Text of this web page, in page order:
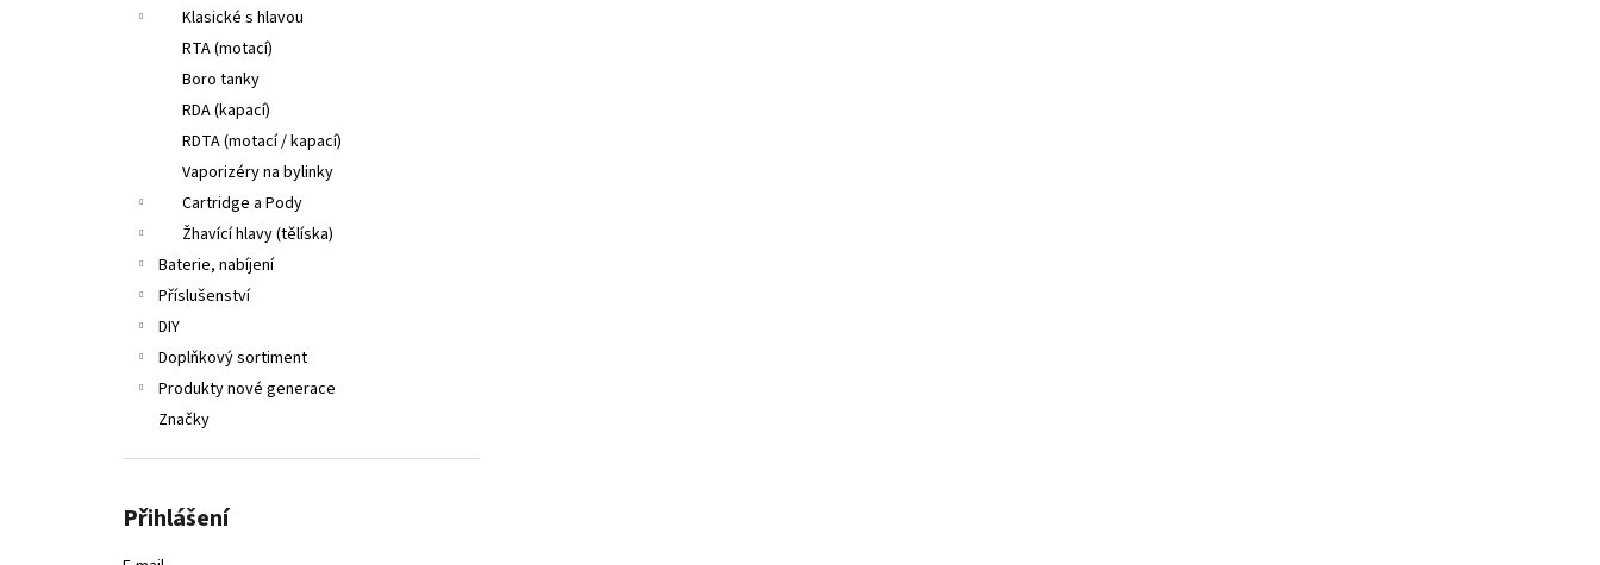
Klasické s hlavou
RTA (motací)
Boro tanky
RDA (kapací)
RDTA (motací / kapací)
Vaporizéry na bylinky
Cartridge a Pody
Žhavící hlavy (tělíska)
Baterie, nabíjení
Příslušenství
DIY
Doplňkový sortiment
Produkty nové generace
Značky
Přihlášení